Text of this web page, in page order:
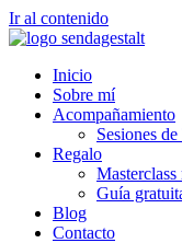
Ir al contenido
Inicio
Sobre mí
Acompañamiento
Sesiones
Regalo
Masterclass
Guía
Blog
Contacto